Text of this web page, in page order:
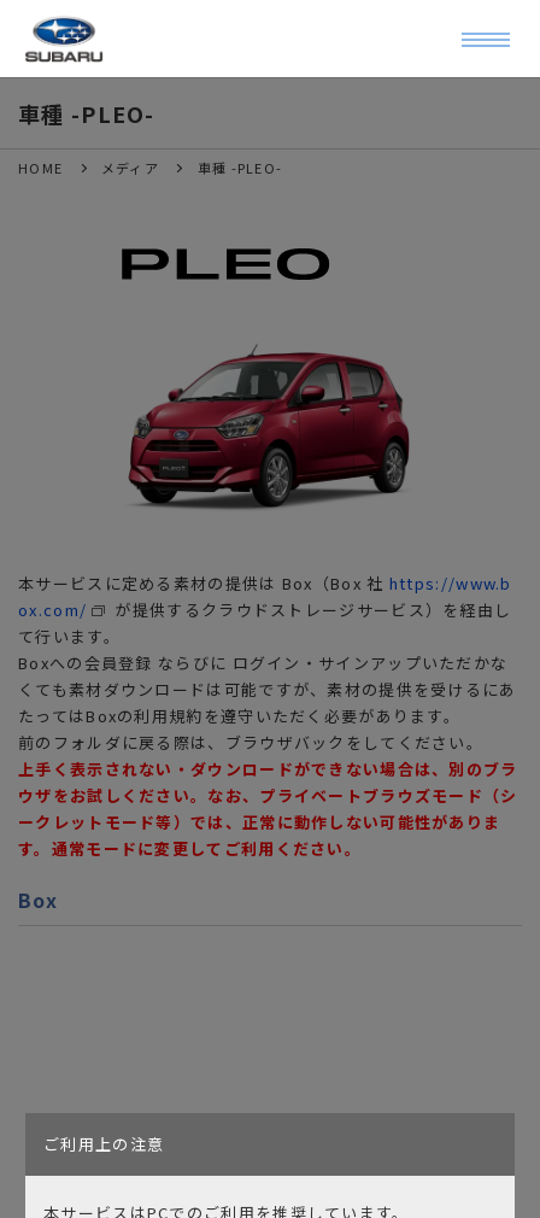
車種 -PLEO-
HOME メディア 車種 -PLEO-
本サービスに定める素材の提供は Box（Box 社 https://www.b
ox.com/
が提供するクラウドストレージサービス）を経由し
て行います。
Boxへの会員登録 ならびに ログイン・サインアップいただかな
くても素材ダウンロードは可能ですが、素材の提供を受けるにあ
たってはBoxの利用規約を遵守いただく必要があります。
前のフォルダに戻る際は、ブラウザバックをしてください。
上手く表示されない・ダウンロードができない場合は、別のブラ
ウザをお試しください。なお、プライベートブラウズモード（シ
ークレットモード等）では、正常に動作しない可能性がありま
す。通常モードに変更してご利用ください。
Box
ご利用上の注意
本サービスはPCでのご利用を推奨しています。